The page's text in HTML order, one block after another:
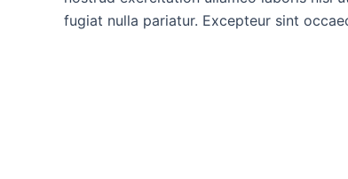
fugiat nulla pariatur. Excepteur sint